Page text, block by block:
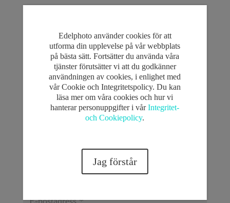
Din e-postadress kommer inte publiceras. Obligatoriska
fält är märkta*
Edelphoto använder cookies för att
utforma din upplevelse på vår webbplats
på bästa sätt. Fortsätter du använda våra
tjänster förutsätter vi att du godkänner
användningen av cookies, i enlighet med
vår Cookie och Integritetspolicy. Du kan
läsa mer om våra cookies och hur vi
hanterar personuppgifter i vårIntegritet-
och Cookiepolicy.
Jag förstår